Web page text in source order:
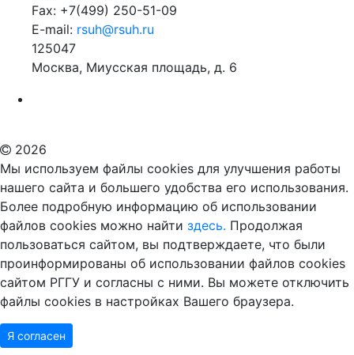
Fax: +7(499) 250-51-09
E-mail: rsuh@rsuh.ru
125047
Москва, Миусская площадь, д. 6
2026
Мы используем файлы cookies для улучшения работы
нашего сайта и большего удобства его использования.
Более подробную информацию об использовании
файлов cookies можно найти здесь. Продолжая
пользоваться сайтом, вы подтверждаете, что были
проинформированы об использовании файлов cookies
сайтом РГГУ и согласны с ними. Вы можете отключить
файлы cookies в настройках Вашего браузера.
Я согласен